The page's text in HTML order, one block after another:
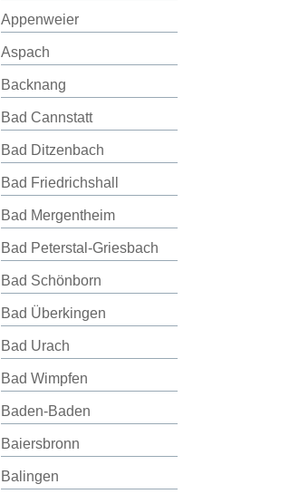
Appenweier
Aspach
Backnang
Bad Cannstatt
Bad Ditzenbach
Bad Friedrichshall
Bad Mergentheim
Bad Peterstal-Griesbach
Bad Schönborn
Bad Überkingen
Bad Urach
Bad Wimpfen
Baden-Baden
Baiersbronn
Balingen